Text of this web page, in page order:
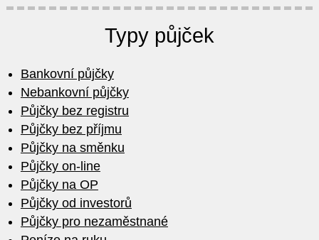
Typy půjček
Bankovní půjčky
Nebankovní půjčky
Půjčky bez registru
Půjčky bez příjmu
Půjčky na směnku
Půjčky on-line
Půjčky na OP
Půjčky od investorů
Půjčky pro nezaměstnané